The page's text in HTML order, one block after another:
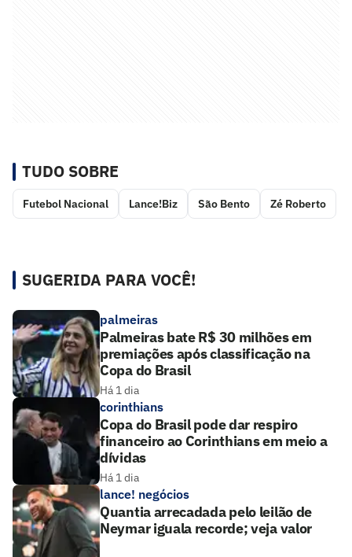
TUDO SOBRE
Futebol Nacional Lance!Biz São Bento Zé Roberto
SUGERIDA PARA VOCÊ!
palmeiras
Palmeiras bate R$ 30 milhões em
premiações após classificação na
Copa do Brasil
Há 1 dia
corinthians
Copa do Brasil pode dar respiro
financeiro ao Corinthians em meio a
dívidas
Há 1 dia
lance! negócios
Quantia arrecadada pelo leilão de
Neymar iguala recorde; veja valor